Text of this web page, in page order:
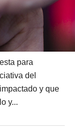
para
del
y que
y...